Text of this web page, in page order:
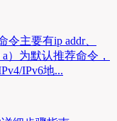
主要有ip addr、
）为默认推荐命令，
IPv6地...